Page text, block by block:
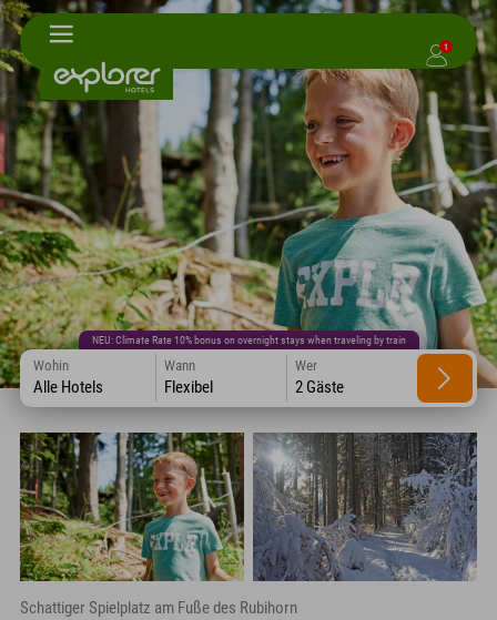
1
NEU: Climate Rate 10% bonus on overnight stays when traveling by train
Wohin
Alle Hotels
Wann
Flexibel
Wer
2 Gäste
Schattiger Spielplatz am Fuße des Rubihorn